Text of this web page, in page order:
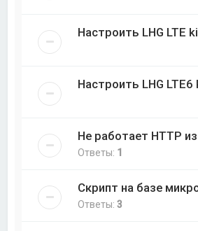
Настроить LHG LTE
Настроить LHG
Не работает HTTP
Ответы: 1
Скрипт на базе
Ответы:3